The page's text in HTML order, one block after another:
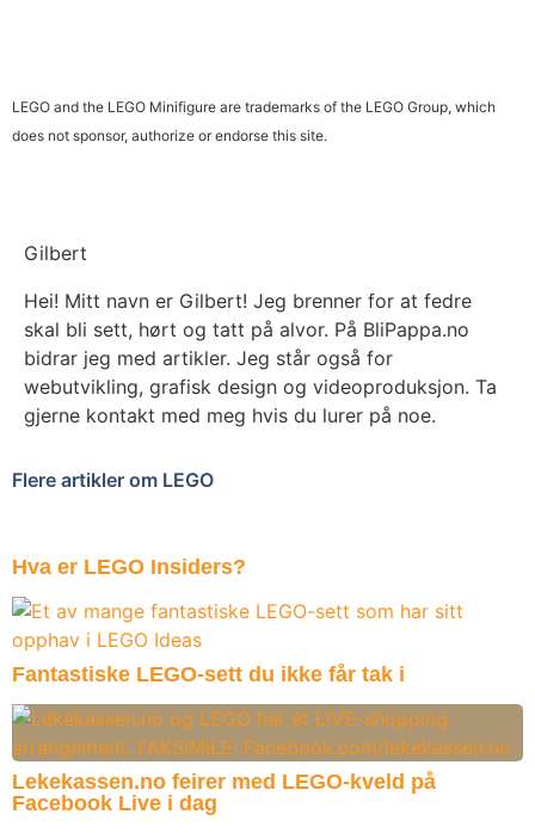
LEGO and the LEGO Minifigure are trademarks of the LEGO Group, which
does not sponsor, authorize or endorse this site.
Gilbert
Hei! Mitt navn er Gilbert! Jeg brenner for at fedre
skal bli sett, hørt og tatt på alvor. På BliPappa.no
bidrar jeg med artikler. Jeg står også for
webutvikling, grafisk design og videoproduksjon. Ta
gjerne kontakt med meg hvis du lurer på noe.
Flere artikler om LEGO
Hva er LEGO Insiders?
Fantastiske LEGO-sett du ikke får tak i
Lekekassen.no feirer med LEGO-kveld på
Facebook Live i dag